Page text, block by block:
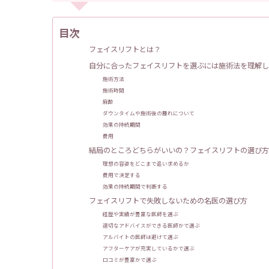
目次
フェイスリフトとは？
自分に合ったフェイスリフトを選ぶには施術法を理解
施術方法
施術時間
麻酔
ダウンタイムや施術後の腫れについて
効果の持続期間
費用
結局のところどちらがいいの？フェイスリフトの選び方
理想の容姿をどこまで追い求めるか
費用で決定する
効果の持続期間で判断する
フェイスリフトで失敗しないための名医の選び方
経歴や実績が豊富な医師を選ぶ
適切なアドバイスができる医師かで選ぶ
アルバイトの医師は避けて選ぶ
アフターケアが充実しているかで選ぶ
口コミが豊富かで選ぶ